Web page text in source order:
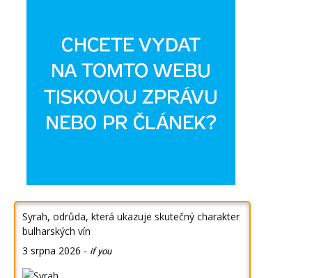
Syrah, odrůda, která ukazuje skutečný charakter
bulharských vín
3 srpna 2026 - if you